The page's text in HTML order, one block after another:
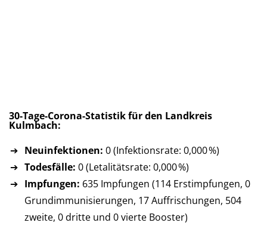
30-Tage-Corona-Statistik für den Landkreis
Kulmbach:
Neuinfektionen: 0 (Infektionsrate: 0,000 %)
Todesfälle: 0 (Letalitätsrate: 0,000 %)
Impfungen: 635 Impfungen (114 Erst­imp­fun­gen, 0
Grund­im­mu­ni­sie­run­gen, 17 Auf­fri­schun­gen, 504
zweite, 0 dritte und 0 vierte Booster)